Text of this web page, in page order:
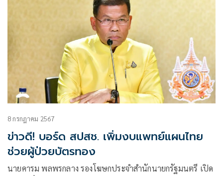
8 กรกฎาคม 2567
ข่าวดี! บอร์ด สปสช. เพิ่มงบแพทย์แผนไทย
ช่วยผู้ป่วยบัตรทอง
นายคารม พลพรกลาง รองโฆษกประจำสำนักนายกรัฐมนตรี เปิด